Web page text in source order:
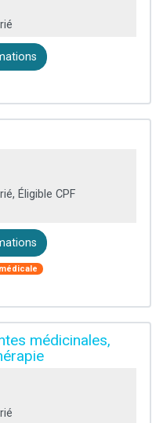
Éligible CPF
médicinales,